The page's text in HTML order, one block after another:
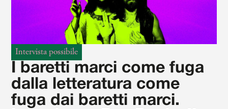
Intervista possibile
I baretti marci come fuga
dalla letteratura come
fuga dai baretti marci.